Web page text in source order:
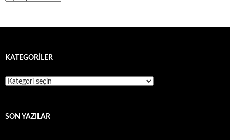
KATEGORILER
Kategoriler
SON YAZILAR